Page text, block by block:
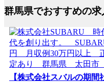
群馬県でおすすめの求
【株式会社スバルの期